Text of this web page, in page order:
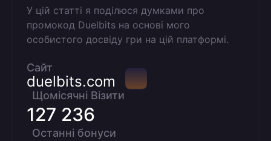
У цій статті я поділюся думками про
промокод Duelbits на основі мого
особистого досвіду гри на цій платформі.
Сайт
duelbits.com
Щомісячні Візити
127 236
Останні бонуси